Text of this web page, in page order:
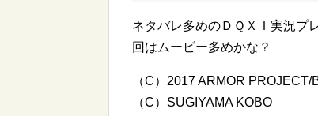
ネタバレ多めのＤＱＸＩ実況プ
回はムービー多めかな？
（C）2017 ARMOR
（C）SUGIYAMA KOBO